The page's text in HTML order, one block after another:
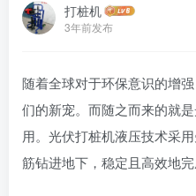
打桩机
3年前发布
随着全球对于环保意识的增
们的新宠。而随之而来的就
用。光伏打桩机液压技术采
筋钻进地下，稳定且高效地完